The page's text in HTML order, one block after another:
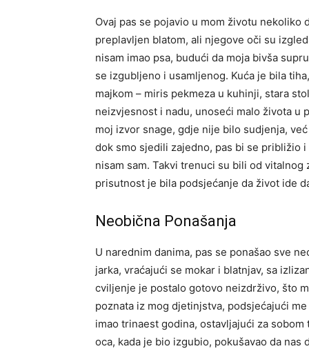
Ovaj pas se pojavio u mom životu nekoliko
preplavljen blatom, ali njegove oči su
nisam imao psa, budući da moja bivša
se izgubljeno i usamljenog. Kuća je bila
majkom – miris pekmeza u kuhinji, stara
neizvjesnost i nadu, unoseći malo života u
moj izvor snage, gdje nije bilo sudjenja,
dok smo sjedili zajedno, pas bi se približio
nisam sam. Takvi trenuci su bili od
prisutnost je bila podsjećanje da život ide
Neobična Ponašanja
U narednim danima, pas se ponašao sve
jarka, vraćajući se mokar i blatnjav, sa
cviljenje je postalo gotovo neizdrživo, što
poznata iz mog djetinjstva, podsjećajući
imao trinaest godina, ostavljajući za
oca, kada je bio izgubio, pokušavao da